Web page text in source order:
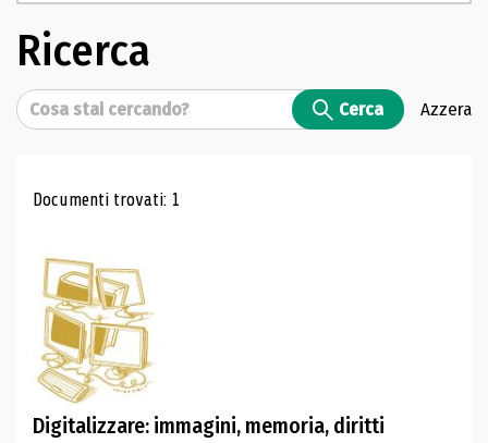
Ricerca
Cerca Cerca Azzera
Risultati di ricerca
Documenti trovati: 1
Digitalizzare: immagini, memoria, diritti